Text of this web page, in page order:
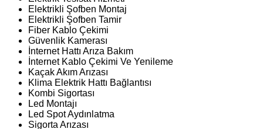
Elektrikli Şofben Montaj
Elektrikli Şofben Tamir
Fiber Kablo Çekimi
Güvenlik Kamerası
İnternet Hattı Arıza Bakım
İnternet Kablo Çekimi Ve Yenileme
Kaçak Akım Arızası
Klima Elektrik Hattı Bağlantısı
Kombi Sigortası
Led Montajı
Led Spot Aydınlatma
Sigorta Arızası